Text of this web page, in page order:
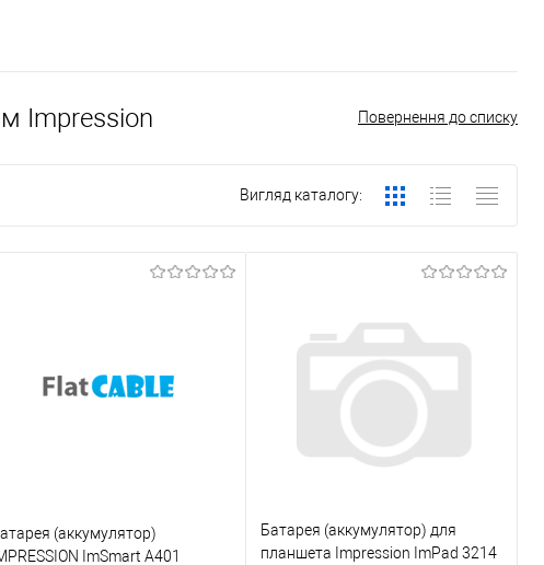
Повернення до списку
Impression
Вигляд каталогу:
(аккумулятор)
ImSmart A401
Батарея (аккумулятор) для
планшета Impression ImPad 3214